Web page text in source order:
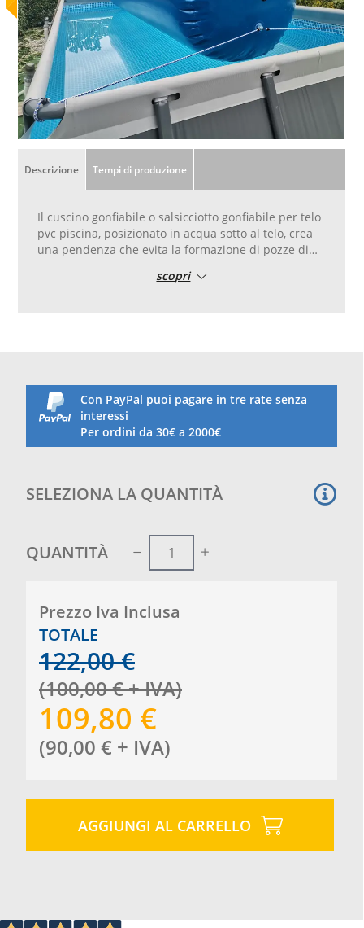
Descrizione Tempi di produzione
Il cuscino gonfiabile o salsicciotto gonfiabile per telo
pvc piscina, posizionato in acqua sotto al telo, crea
una pendenza che evita la formazione di pozze di
Con questo gonfiabile ad aria è quindi possibile
Si consiglia l'acquisto di un kit di raccordo per
gonfiaggio con compressore oppure pompa apposita
per gonfiabili piscina
scopri
Con PayPal puoi pagare in tre rate senza
interessi
Per ordini da 30€ a 2000€
SELEZIONA LA QUANTITÀ
QUANTITÀ
Prezzo Iva Inclusa
TOTALE
122,00 €
(100,00€+ IVA)
109,80 €
(90,00 € + IVA)
AGGIUNGI AL CARRELLO